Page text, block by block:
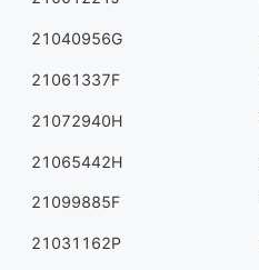
21040956G
21061337F
21072940H
21065442H
21099885F
21031162P